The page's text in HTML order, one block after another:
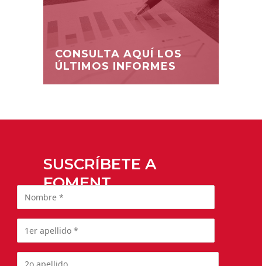
CONSULTA AQUÍ LOS
ÚLTIMOS INFORMES
SUSCRÍBETE A
FOMENT